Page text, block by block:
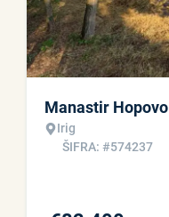
Manastir Hopovo
Irig
ŠIFRA: #574237